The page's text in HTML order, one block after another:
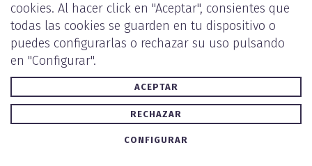
cookies. Al hacer click en "Aceptar", consientes que
todas las cookies se guarden en tu dispositivo o
puedes configurarlas o rechazar su uso pulsando
en "Configurar".
ACEPTAR
RECHAZAR
CONFIGURAR